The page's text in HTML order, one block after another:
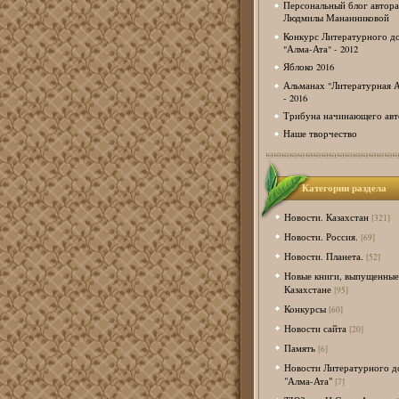
Персональный блог
Людмилы Мананниковой
Конкурс Литературного
"Алма-Ата" - 2012
Яблоко 2016
Альманах "Литературная
- 2016
Трибуна начинающего
Наше творчество
Категории раздела
Новости. Казахстан [321]
Новости. Россия. [69]
Новости. Планета. [52]
Новые книги,
Казахстане [95]
Конкурсы [60]
Новости сайта [20]
Память [6]
Новости Литературного
"Алма-Ата" [7]